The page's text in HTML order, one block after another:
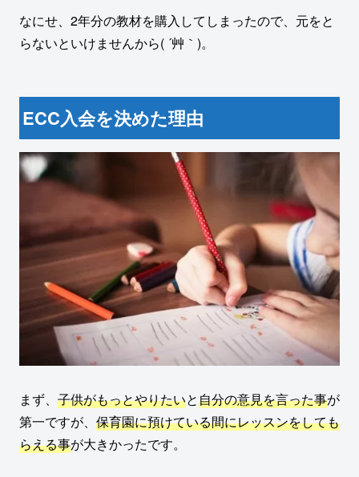
なにせ、2年分の教材を購入してしまったので、元をと
らないといけませんから( ´艸｀)。
ECC入会を決めた理由
まず、 子供がもっとやりたいと自分の意見を言った事が
第一ですが、 保育園に預けている間にレッスンをしても
らえる事が大きかったです。